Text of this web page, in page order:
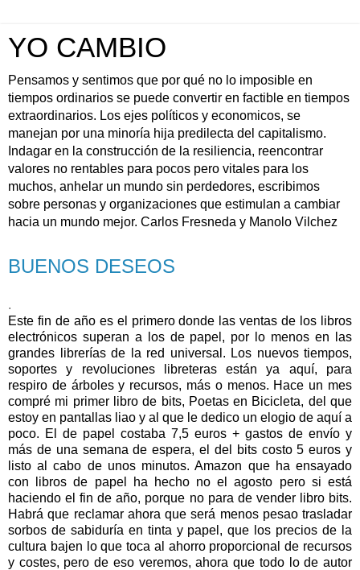
YO CAMBIO
Pensamos y sentimos que por qué no lo imposible en
tiempos ordinarios se puede convertir en factible en tiempos
extraordinarios. Los ejes políticos y economicos, se
manejan por una minoría hija predilecta del capitalismo.
Indagar en la construcción de la resiliencia, reencontrar
valores no rentables para pocos pero vitales para los
muchos, anhelar un mundo sin perdedores, escribimos
sobre personas y organizaciones que estimulan a cambiar
hacia un mundo mejor. Carlos Fresneda y Manolo Vilchez
BUENOS DESEOS
.
Este fin de año es el primero donde las ventas de los libros
electrónicos superan a los de papel, por lo menos en las
grandes librerías de la red universal. Los nuevos tiempos,
soportes y revoluciones libreteras están ya aquí, para
respiro de árboles y recursos, más o menos. Hace un mes
compré mi primer libro de bits, Poetas en Bicicleta, del que
estoy en pantallas liao y al que le dedico un elogio de aquí a
poco. El de papel costaba 7,5 euros + gastos de envío y
más de una semana de espera, el del bits costo 5 euros y
listo al cabo de unos minutos. Amazon que ha ensayado
con libros de papel ha hecho no el agosto pero si está
haciendo el fin de año, porque no para de vender libro bits.
Habrá que reclamar ahora que será menos pesao trasladar
sorbos de sabiduría en tinta y papel, que los precios de la
cultura bajen lo que toca al ahorro proporcional de recursos
y costes, pero de eso veremos, ahora que todo lo de autor